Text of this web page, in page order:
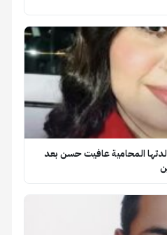
المحامية عافيت حسن بعد